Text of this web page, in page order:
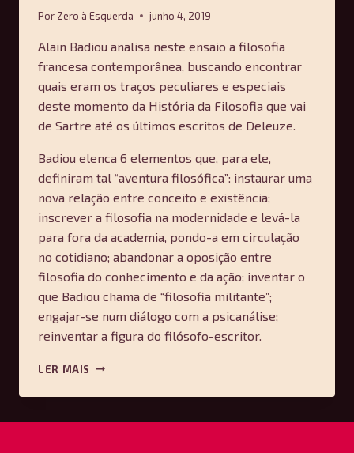
Por Zero à Esquerda junho 4, 2019
Alain Badiou analisa neste ensaio a filosofia
francesa contemporânea, buscando encontrar
quais eram os traços peculiares e especiais
deste momento da História da Filosofia que vai
de Sartre até os últimos escritos de Deleuze.
Badiou elenca 6 elementos que, para ele,
definiram tal “aventura filosófica”: instaurar uma
nova relação entre conceito e existência;
inscrever a filosofia na modernidade e levá-la
para fora da academia, pondo-a em circulação
no cotidiano; abandonar a oposição entre
filosofia do conhecimento e da ação; inventar o
que Badiou chama de “filosofia militante”;
engajar-se num diálogo com a psicanálise;
reinventar a figura do filósofo-escritor.
LER MAIS A
DA